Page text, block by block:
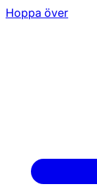
Hoppa över